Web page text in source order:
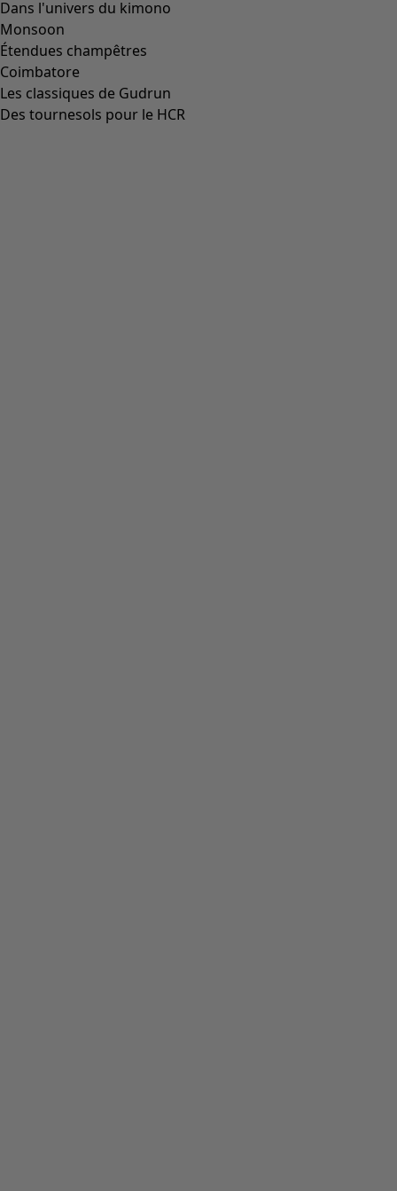
Dans l'univers du kimono
Monsoon
Étendues champêtres
Coimbatore
Les classiques de Gudrun
Des tournesols pour le HCR